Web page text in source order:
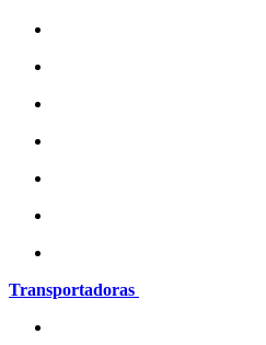
Transportadoras